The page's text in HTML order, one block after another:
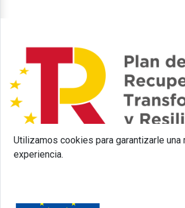
Utilizamos cookies para garantizarle una
experiencia.